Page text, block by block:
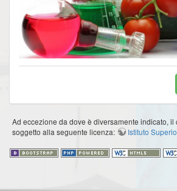
Ad eccezione da dove è diversamente indicato, il
soggetto alla seguente licenza:
Istituto